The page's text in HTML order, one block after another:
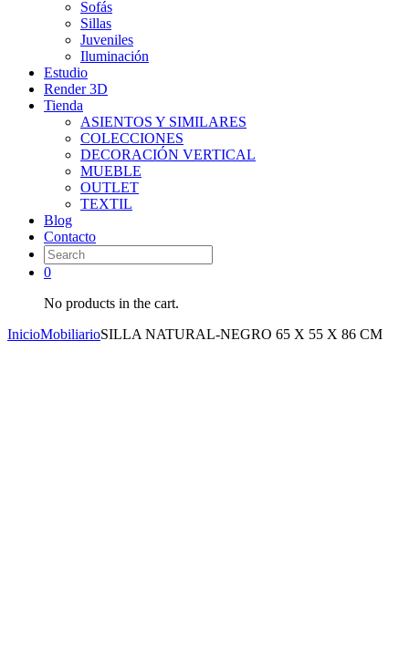
Sofás
Sillas
Juveniles
Iluminación
Estudio
Render 3D
Tienda
ASIENTOS Y SIMILARES
COLECCIONES
DECORACIÓN VERTICAL
MUEBLE
OUTLET
TEXTIL
Blog
Contacto
0
No products in the cart.
InicioMobiliarioSILLA NATURAL-NEGRO 65 X 55 X 86 CM